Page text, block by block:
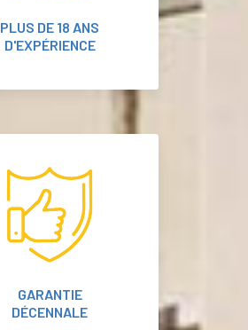
PLUS DE 18 ANS
D'EXPÉRIENCE
GARANTIE
DÉCENNALE